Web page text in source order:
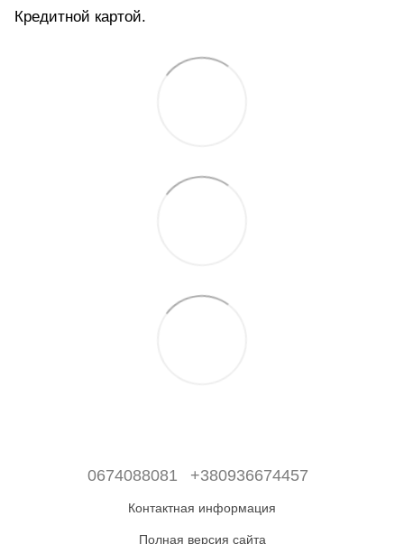
Кредитной картой.
0674088081 +380936674457
Контактная информация
Полная версия сайта